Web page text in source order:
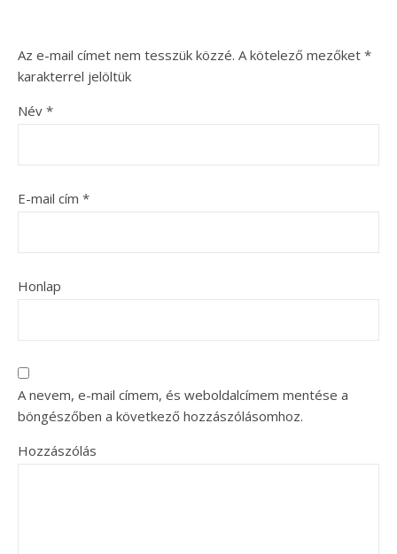
Az e-mail címet nem tesszük közzé. A kötelező mezőket *
karakterrel jelöltük
Név *
E-mail cím *
Honlap
A nevem, e-mail címem, és weboldalcímem mentése a
böngészőben a következő hozzászólásomhoz.
Hozzászólás